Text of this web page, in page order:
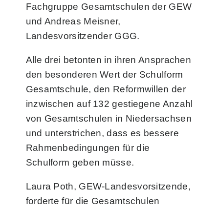
Fachgruppe Gesamtschulen der GEW
und Andreas Meisner,
Landesvorsitzender GGG.
Alle drei betonten in ihren Ansprachen
den besonderen Wert der Schulform
Gesamtschule, den Reformwillen der
inzwischen auf 132 gestiegene Anzahl
von Gesamtschulen in Niedersachsen
und unterstrichen, dass es bessere
Rahmenbedingungen für die
Schulform geben müsse.
Laura Poth, GEW-Landesvorsitzende,
forderte für die Gesamtschulen